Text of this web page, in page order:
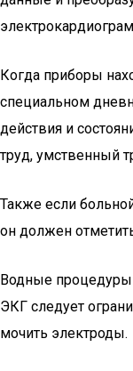
Когда приборы
специальном
действия и
труд, умственный
Также если
он должен
Водные процедуры
ЭКГ следует
мочить электроды.